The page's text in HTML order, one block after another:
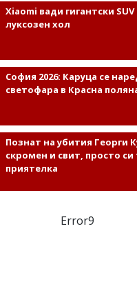
Xiaomi вади гигантски
луксозен хол
София 2026: Каруца се
светофара в Красна
Познат на убития Георги
скромен и свит, просто
приятелка
Error9